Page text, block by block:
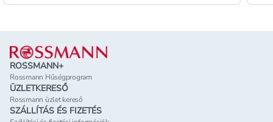
Lábléc
ROSSMANN+
Rossmann Hűségprogram
ÜZLETKERESŐ
Rossmann üzlet kereső
SZÁLLÍTÁS ÉS FIZETÉS